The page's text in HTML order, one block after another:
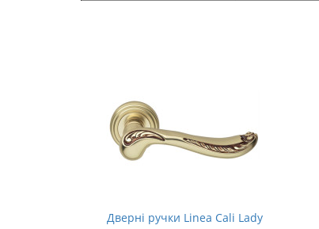
Дверні ручки Linea Cali Lady